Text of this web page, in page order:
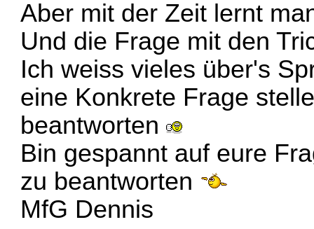
Aber mit der Zeit lernt
Und die Frage mit den
Ich weiss vieles über's
eine Konkrete Frage
beantworten
Bin gespannt auf eure
zu beantworten
MfG Dennis